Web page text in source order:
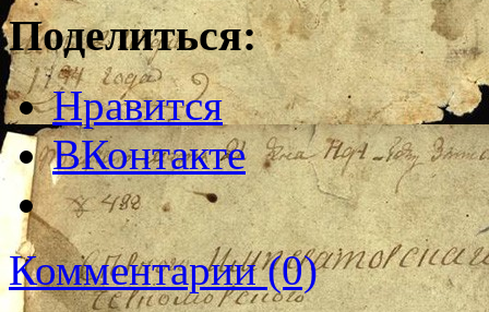
Поделиться:
Нравится
ВКонтакте
Комментарии (0)